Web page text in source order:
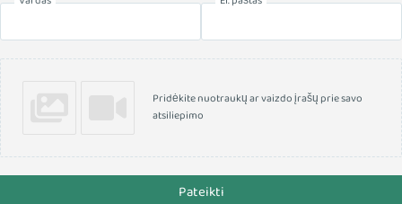
Pridėkite nuotraukų ar vaizdo įrašų prie savo
atsiliepimo
Pateikti